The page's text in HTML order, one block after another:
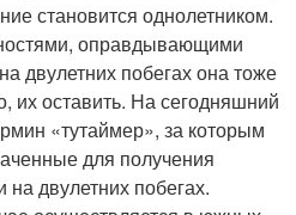
становится однолетником.
оправдывающими
двулетних побегах она тоже
их оставить. На сегодняшний
«тутаймер», за которым
для получения
двулетних побегах.